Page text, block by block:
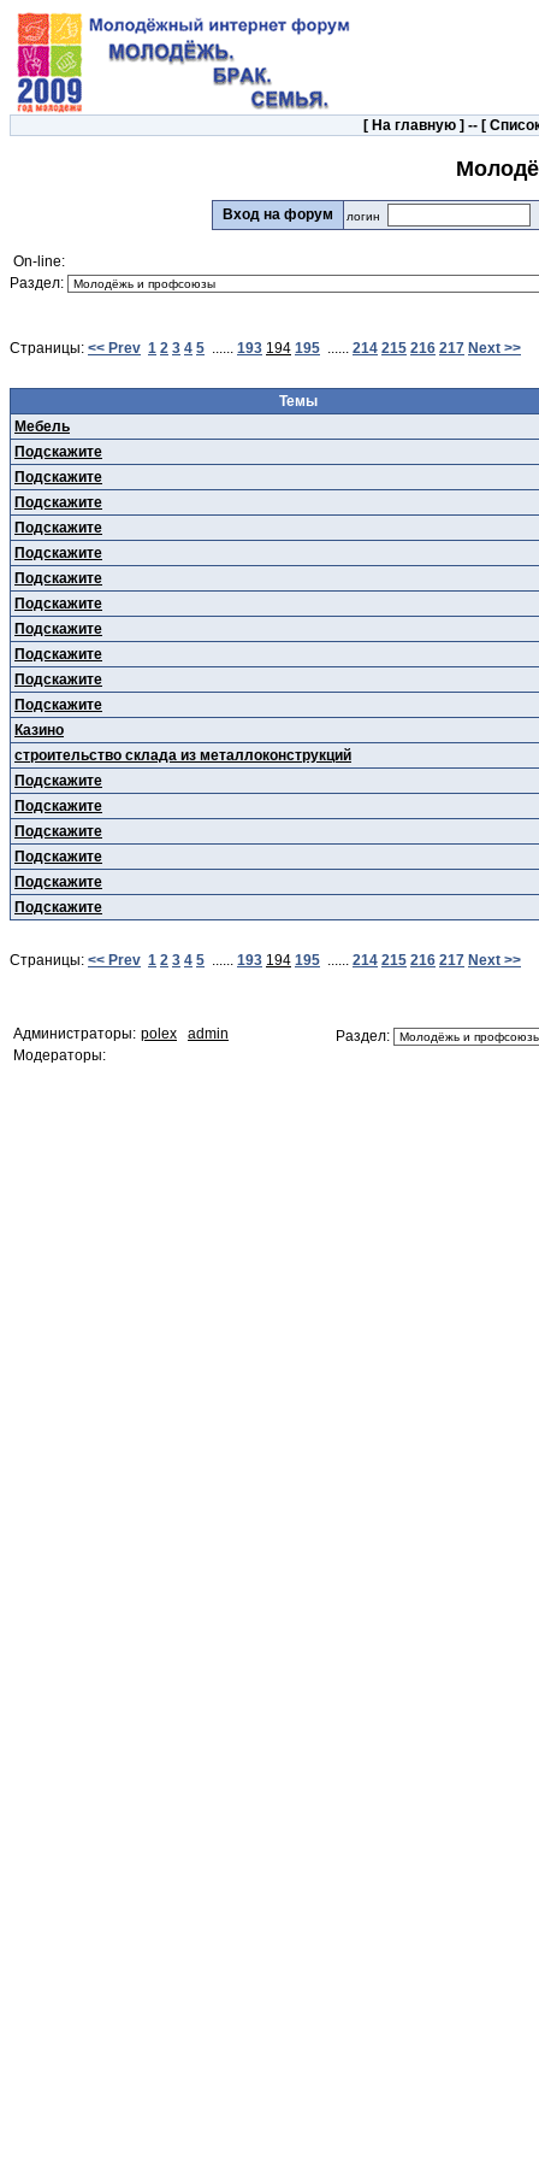
[ На главную] -- [
Вход на форум логин
On-line:
Раздел:
Страницы: << Prev 1 2 3 4 5 ...... 193 194 195 ...... 214 215 216 217 Next >>
Темы
Мебель
Подскажите
Подскажите
Подскажите
Подскажите
Подскажите
Подскажите
Подскажите
Подскажите
Подскажите
Подскажите
Подскажите
Казино
строительство склада из металлоконструкций
Подскажите
Подскажите
Подскажите
Подскажите
Подскажите
Подскажите
Страницы: << Prev 1 2 3 4 5 ...... 193 194 195 ...... 214 215 216 217 Next >>
Администраторы: polex
admin
Модераторы:
Раздел: